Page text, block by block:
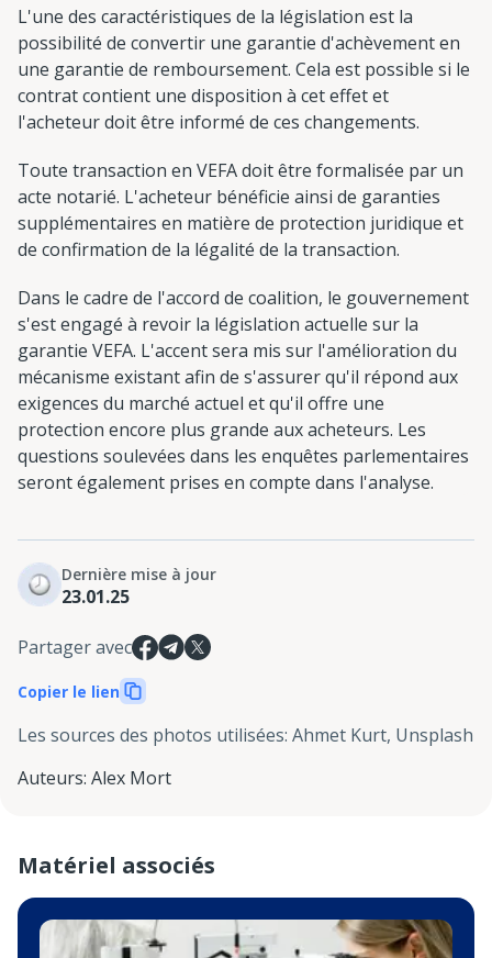
L'une des caractéristiques de la législation est la
possibilité de convertir une garantie d'achèvement en
une garantie de remboursement. Cela est possible si le
contrat contient une disposition à cet effet et
l'acheteur doit être informé de ces changements.
Toute transaction en VEFA doit être formalisée par un
acte notarié. L'acheteur bénéficie ainsi de garanties
supplémentaires en matière de protection juridique et
de confirmation de la légalité de la transaction.
Dans le cadre de l'accord de coalition, le gouvernement
s'est engagé à revoir la législation actuelle sur la
garantie VEFA. L'accent sera mis sur l'amélioration du
mécanisme existant afin de s'assurer qu'il répond aux
exigences du marché actuel et qu'il offre une
protection encore plus grande aux acheteurs. Les
questions soulevées dans les enquêtes parlementaires
seront également prises en compte dans l'analyse.
Dernière mise à jour
23.01.25
Partager avec
Copier le lien
Les sources des photos utilisées: Ahmet Kurt, Unsplash
Auteurs: Alex Mort
Matériel associés